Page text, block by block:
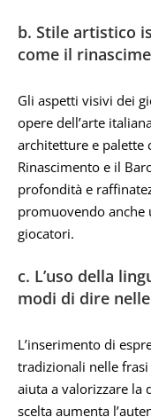
b. Stile artistico
come il
Gli aspetti visivi dei
opere dell’arte
architetture e palette
Rinascimento e il
profondità e
promuovendo anche
giocatori.
c. L’uso della
modi di dire
L’inserimento di
tradizionali nelle
aiuta a valorizzare la
scelta aumenta